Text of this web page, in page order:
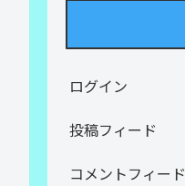
ログイン
投稿フィード
コメントフィード